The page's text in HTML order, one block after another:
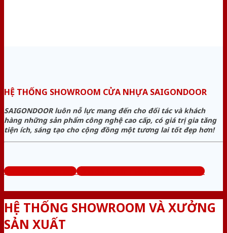
HỆ THỐNG SHOWROOM CỬA NHỰA SAIGONDOOR
SAIGONDOOR luôn nỗ lực mang đến cho đối tác và khách
hàng những sản phẩm công nghệ cao cấp, có giá trị gia tăng
tiện ích, sáng tạo cho cộng đồng một tương lai tốt đẹp hơn!
www.cuanhuago.com Tổng đài tư vấn miễn phí: 0824.400.400
HỆ THỐNG SHOWROOM VÀ XƯỞNG
SẢN XUẤT